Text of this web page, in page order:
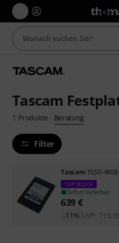
Tascam
1 Produkte · Beratung
Filter
Tascam TSSD-480B
TOP-SELLER
Sofort lieferbar
639 €
UVP:
-11%